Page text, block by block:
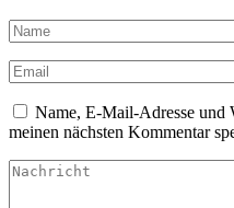
Name, E-Mail-Adresse und
meinen nächsten Kommentar